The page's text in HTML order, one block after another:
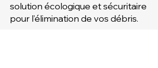
solution écologique et sécuritaire
pour l’élimination de vos débris.